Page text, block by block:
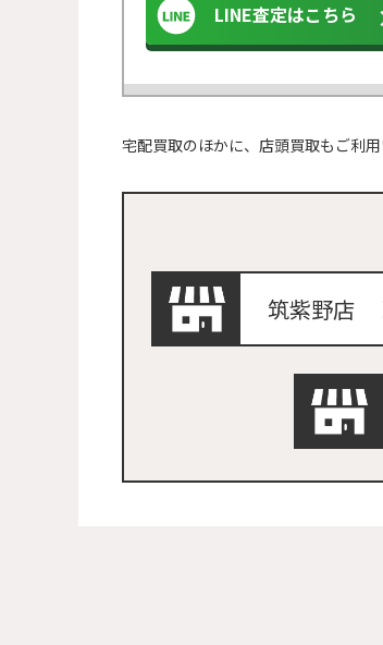
LINE査定はこちら
宅配買取のほかに、店頭買取もご利用
筑紫野店